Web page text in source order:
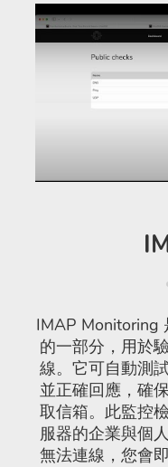
IMAP Monitoring
的一部分，用於
線。它可自動測
並正確回應，確
取信箱。此監控
服器的企業與個
無法連線，您會